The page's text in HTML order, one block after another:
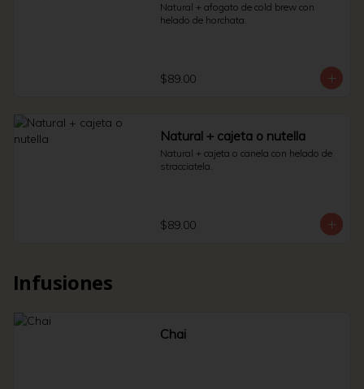
Natural + afogato de cold brew con
helado de horchata.
$89.00
Natural + cajeta o nutella
Natural + cajeta o canela con helado de
stracciatela.
$89.00
Infusiones
Chai